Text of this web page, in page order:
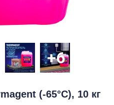
(-65°C), 10 кг